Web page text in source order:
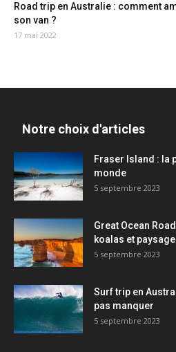
Road trip en Australie : comment
son van ?
17 mai 2022
Notre choix d'articles
Fraser Island : la
monde
5 septembre 2023
Great Ocean
koalas et
5 septembre 2023
Surf trip en
pas manquer
5 septembre 2023